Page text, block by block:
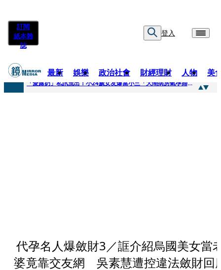
訂閱
紙本雜
誌
登入
最新 娛樂 政治社會 財經理財 人物 美
快訊
「愛露奶」私訊流出！小24歲女友爆當小三「大鬧病房氣孕婦」 姜厚任不忍回應了
代孕名人爆斂財3／誆介紹烏國美女當
婆竟靠交友網 吳素慧遭控違法斂財回